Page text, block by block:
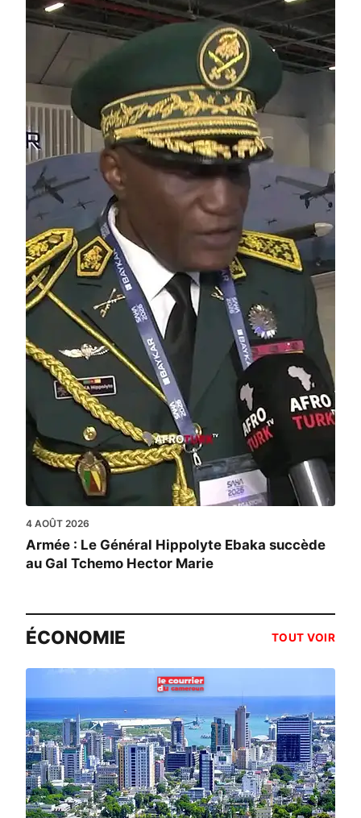
4 AOÛT 2026
Armée : Le Général Hippolyte Ebaka succède
au Gal Tchemo Hector Marie
ÉCONOMIE TOUT VOIR